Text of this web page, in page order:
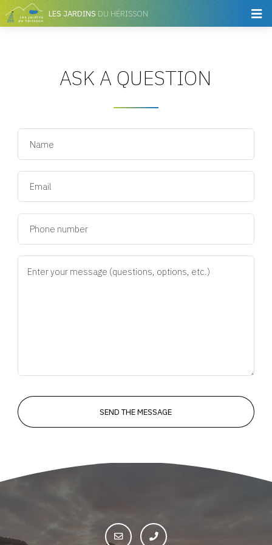
LES JARDINS DU HÉRISSON
ASK A QUESTION